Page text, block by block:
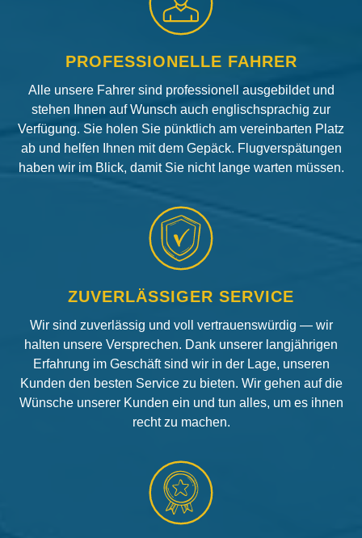
PROFESSIONELLE FAHRER
Alle unsere Fahrer sind professionell ausgebildet und
stehen Ihnen auf Wunsch auch englischsprachig zur
Verfügung. Sie holen Sie pünktlich am vereinbarten Platz
ab und helfen Ihnen mit dem Gepäck. Flugverspätungen
haben wir im Blick, damit Sie nicht lange warten müssen.
ZUVERLÄSSIGER SERVICE
Wir sind zuverlässig und voll vertrauenswürdig — wir
halten unsere Versprechen. Dank unserer langjährigen
Erfahrung im Geschäft sind wir in der Lage, unseren
Kunden den besten Service zu bieten. Wir gehen auf die
Wünsche unserer Kunden ein und tun alles, um es ihnen
recht zu machen.